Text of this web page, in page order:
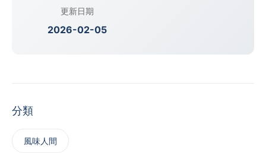
更新日期
2026-02-05
分類
風味人間